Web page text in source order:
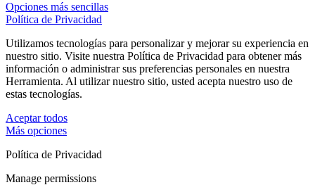
Opciones más sencillas
Política de Privacidad
Utilizamos tecnologías para personalizar y mejorar su experiencia en
nuestro sitio. Visite nuestra Política de Privacidad para obtener más
información o administrar sus preferencias personales en nuestra
Herramienta. Al utilizar nuestro sitio, usted acepta nuestro uso de
estas tecnologías.
Aceptar todos
Más opciones
Política de Privacidad
Manage permissions